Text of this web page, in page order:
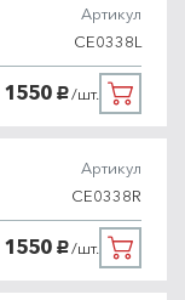
Артикул
CE0338L
1550 руб./шт.
Артикул
CE0338R
1550 руб./шт.